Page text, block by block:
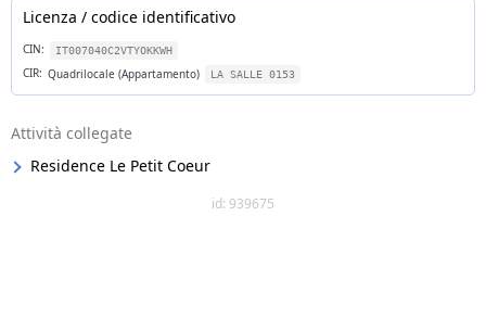
Licenza / codice identificativo
CIN: IT007040C2VTYOKKWH
CIR: Quadrilocale (Appartamento) LA SALLE 0153
Attività collegate
Residence Le Petit Coeur
id: 939675